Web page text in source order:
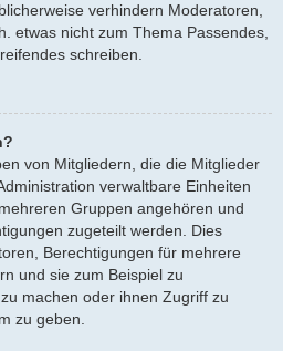
verhindern Moderatoren,
etwas nicht zum Thema Passendes,
schreiben.
von Mitgliedern, die die Mitglieder
verwaltbare Einheiten
Gruppen angehören und
zugeteilt werden. Dies
Berechtigungen für mehrere
und sie zum Beispiel zu
machen oder ihnen Zugriff zu
zu geben.